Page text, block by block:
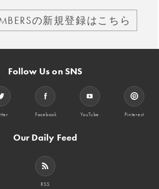
の新規登録はこちら
Follow Us on SNS
Facebook YouTube Pinterest
Our Daily Feed
RSS